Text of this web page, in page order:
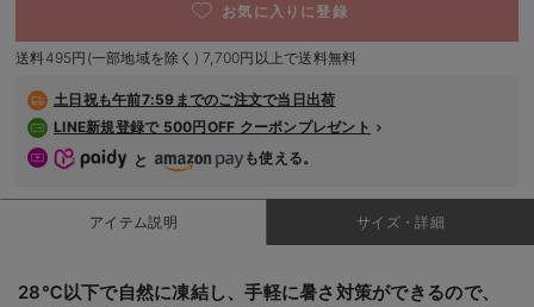
デロンギ
入院準備の持ち物チェック
お気に入りに登録
送料495円(一部地域を除く) 7,700円以上で送料無料
土日祝も午前7:59までのご注文で当日出荷
LINE新規登録で 500円OFF クーポンプレゼント
と
も使える。
アイテム説明 サイズ・詳細
28℃以下で自然に凍結し、手軽に暑さ対策ができるので、